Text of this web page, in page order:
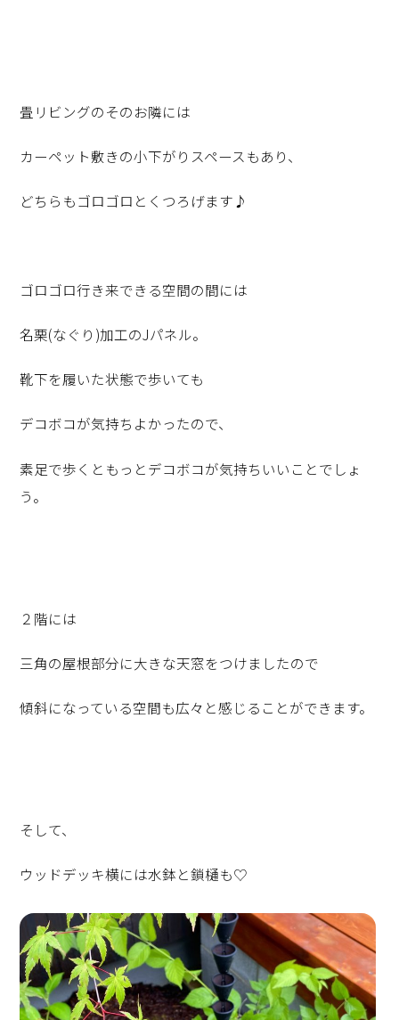
畳リビングのそのお隣には
カーペット敷きの小下がりスペースもあり、
どちらもゴロゴロとくつろげます♪
ゴロゴロ行き来できる空間の間には
名栗(なぐり)加工のJパネル。
靴下を履いた状態で歩いても
デコボコが気持ちよかったので、
素足で歩くともっとデコボコが気持ちいいことでしょ
う。
２階には
三角の屋根部分に大きな天窓をつけましたので
傾斜になっている空間も広々と感じることができます。
そして、
ウッドデッキ横には水鉢と鎖樋も♡